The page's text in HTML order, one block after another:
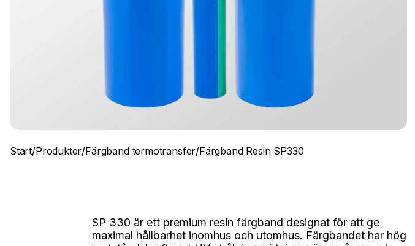
Start/Produkter/Färgband termotransfer/Färgband Resin SP330
SP 330 är ett premium resin färgband designat för att ge
maximal hållbarhet inomhus och utomhus. Färgbandet har hög